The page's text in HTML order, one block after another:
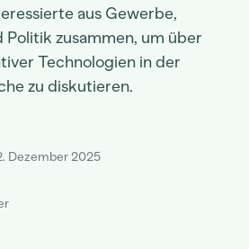
aus Gewerbe,
zusammen, um über
Technologien in der
zu diskutieren.
Dezember 2025